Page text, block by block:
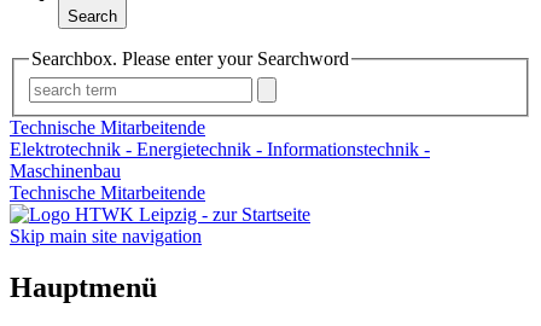
Search
Searchbox. Please enter your Searchword
Technische Mitarbeitende
Elektrotechnik - Energietechnik - Informationstechnik -
Maschinenbau
Technische Mitarbeitende
Skip main site navigation
Hauptmenü